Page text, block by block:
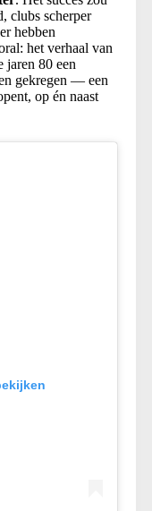
clubs scherper
hebben
het verhaal van
jaren 80 een
gekregen — een
op én naast